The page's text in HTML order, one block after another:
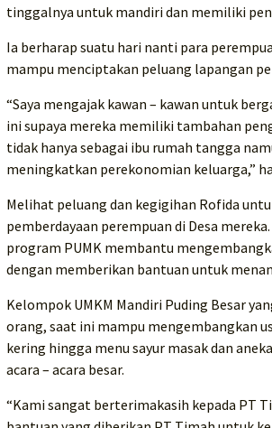
tinggalnya untuk mandiri dan memiliki
Ia berharap suatu hari nanti para
mampu menciptakan peluang lapangan
“Saya mengajak kawan – kawan untuk
ini supaya mereka memiliki tambahan
tidak hanya sebagai ibu rumah tangga
meningkatkan perekonomian keluarga,”
Melihat peluang dan kegigihan Rofida
pemberdayaan perempuan di Desa mereka.
program PUMK membantu
dengan memberikan bantuan untuk
Kelompok UMKM Mandiri Puding Besar
orang, saat ini mampu mengembangkan
kering hingga menu sayur masak dan
acara – acara besar.
“Kami sangat berterimakasih kepada PT